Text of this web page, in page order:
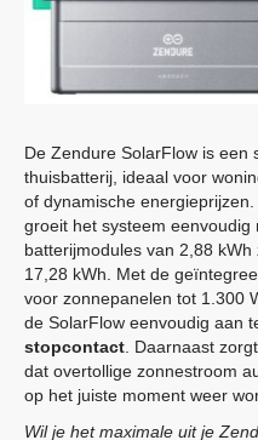
De Zendure SolarFlow is een
thuisbatterij, ideaal voor
of dynamische
groeit het systeem
batterijmodules van 2,88
17,28 kWh. Met de
voor zonnepanelen tot 1.300
de SolarFlow eenvoudig aan
stopcontact . Daarnaast
dat overtollige zonnestroom
op het juiste moment weer
Wil je het maximale uit je